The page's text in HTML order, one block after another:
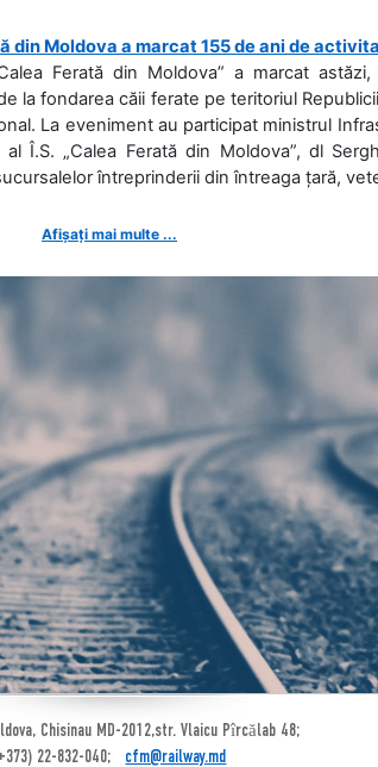
din Moldova a marcat 155 de ani de
Ferată din Moldova” a marcat
la fondarea căii ferate pe teritoriul
La eveniment au participat ministrul
Î.S. „Calea Ferată din Moldova”, dl
întreprinderii din întreaga țară,
Afișați mai multe ...
Chisinau MD-2012,str. Vlaicu Pîrcălab 48;
22-832-040; cfm@railway.md